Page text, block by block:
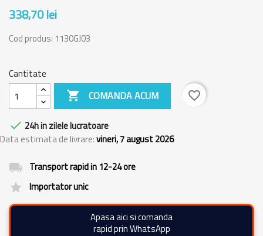
338,70 lei
Cod produs: 1130GJ03
Cantitate
 COMANDA ACUM favorite_border
 24h in zilele lucratoare
Data estimata de livrare:vineri, 7 august 2026
local_shipping Transport rapid in 12-24 ore
grade Importator unic
Apasa aici si comanda
rapid prin WhatsApp